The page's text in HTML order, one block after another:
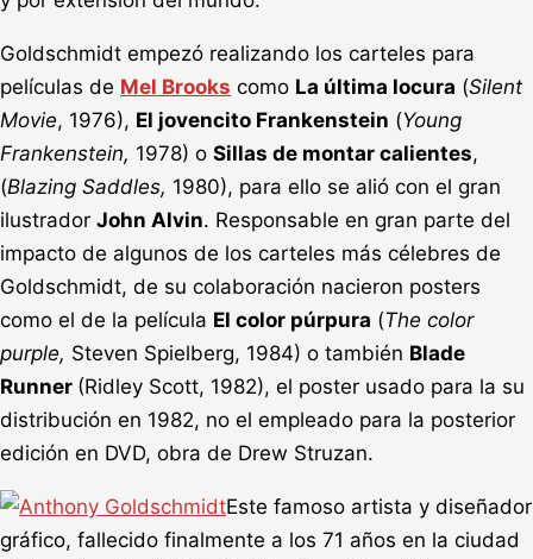
Goldschmidt empezó realizando los carteles para
películas de Mel Brooks como La última locura (Silent
Movie, 1976), El jovencito Frankenstein (Young
Frankenstein, 1978) o Sillas de montar calientes,
(Blazing Saddles, 1980), para ello se alió con el gran
ilustrador John Alvin. Responsable en gran parte del
impacto de algunos de los carteles más célebres de
Goldschmidt, de su colaboración nacieron posters
como el de la película El color púrpura (The color
purple, Steven Spielberg, 1984) o también Blade
Runner (Ridley Scott, 1982), el poster usado para la su
distribución en 1982, no el empleado para la posterior
edición en DVD, obra de Drew Struzan.
Este famoso artista y diseñador
gráfico, fallecido finalmente a los 71 años en la ciudad